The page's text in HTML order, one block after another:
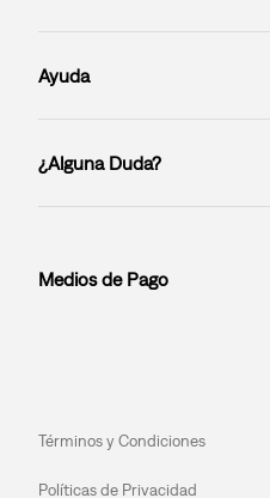
Ayuda
¿Alguna Duda?
Medios de Pago
Términos y Condiciones
Políticas de Privacidad